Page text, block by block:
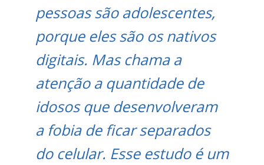
pessoas são adolescentes,
porque eles são os nativos
digitais. Mas chama a
atenção a quantidade de
idosos que desenvolveram
a fobia de ficar separados
do celular. Esse estudo é um